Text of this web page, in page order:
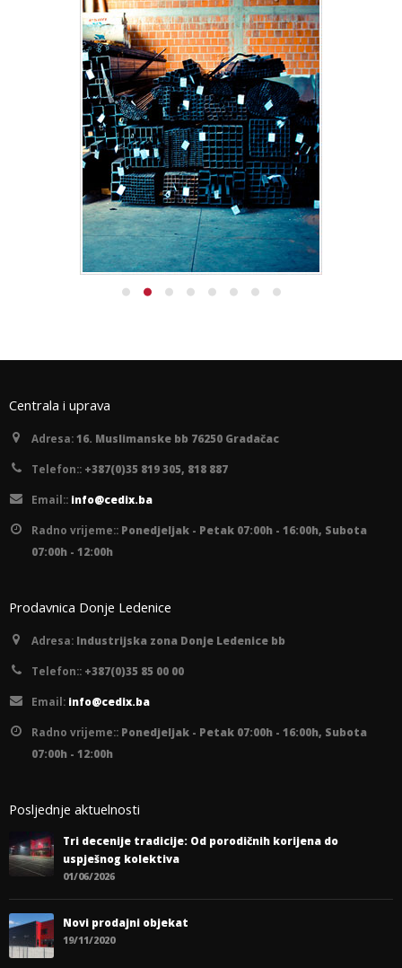
Centrala i uprava
Adresa:16. Muslimanske bb 76250 Gradačac
Telefon:: +387(0)35 819 305, 818 887
Email:: info@cedix.ba
Radno vrijeme:: Ponedjeljak - Petak 07:00h - 16:00h, Subota
07:00h - 12:00h
Prodavnica Donje Ledenice
Adresa: Industrijska zona Donje Ledenice bb
Telefon:: +387(0)35 85 00 00
Email: info@cedix.ba
Radno vrijeme:: Ponedjeljak - Petak 07:00h - 16:00h, Subota
07:00h - 12:00h
Posljednje aktuelnosti
Tri decenije tradicije: Od porodičnih korijena do
uspješnog kolektiva
01/06/2026
Novi prodajni objekat
19/11/2020